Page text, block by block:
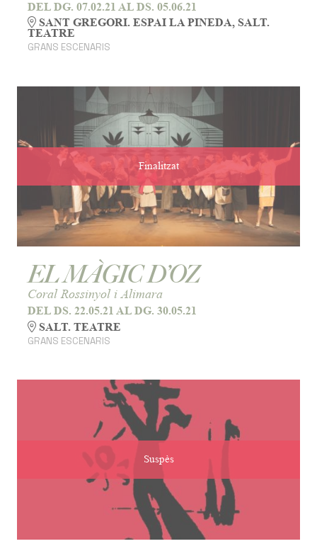
DEL DG. 07.02.21 AL DS. 05.06.21
SANT GREGORI. ESPAI LA PINEDA, SALT.
TEATRE
GRANS ESCENARIS
Finalitzat
EL MÀGIC D’OZ
Coral Rossinyol i Alimara
DEL DS. 22.05.21 AL DG. 30.05.21
SALT. TEATRE
GRANS ESCENARIS
Suspès